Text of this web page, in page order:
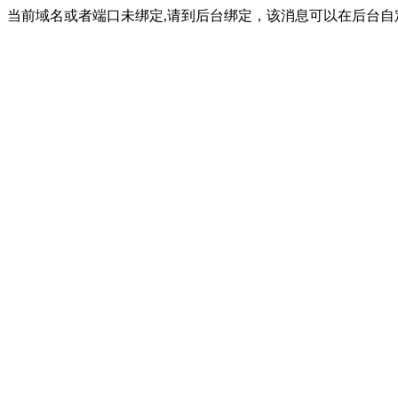
当前域名或者端口未绑定,请到后台绑定，该消息可以在后台自